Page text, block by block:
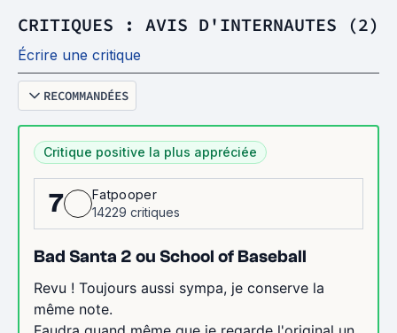
CRITIQUES : AVIS D'INTERNAUTES (2)
Écrire une critique
RECOMMANDÉES
Critique positive la plus appréciée
7
Fatpooper
14229 critiques
Bad Santa 2 ou School of Baseball
Revu ! Toujours aussi sympa, je conserve la
même note.